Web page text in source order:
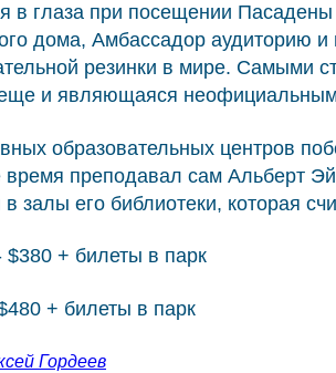
в глаза при посещении
дома, Амбассадор аудиторию
резинки в мире. Самыми
и являющаяся
образовательных центров
время преподавал сам Альберт
в залы его библиотеки, которая
$380 + билеты в парк
+ билеты в парк
Гордеев